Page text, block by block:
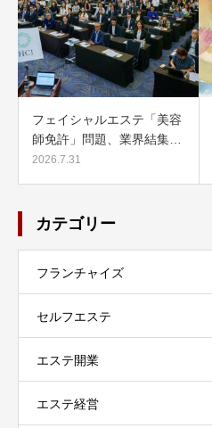
フェイシャルエステ「美容
師免許」問題、業界結集…
2026.7.31
カテゴリー
フランチャイズ
セルフエステ
エステ開業
エステ経営